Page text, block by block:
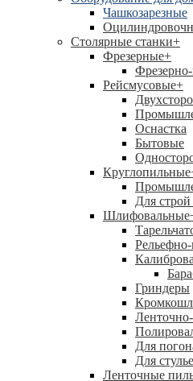
Чашкозарезные
Столярные станки+
Фрезерные+
Рейсмусовые+
Оснастка
Бытовые
Круглопильные
Для
Шлифовальные
Гриндеры
Для
Для
Ленточные